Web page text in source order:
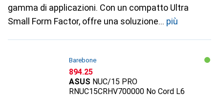
gamma di applicazioni. Con un compatto Ultra
Small Form Factor, offre una soluzione
più
Barebone
CHF
894.25
ASUS NUC/15 PRO
RNUC15CRHV700000 No Cord L6